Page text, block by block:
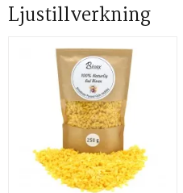
Ljustillverkning